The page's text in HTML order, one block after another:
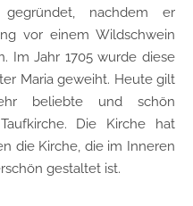
nachdem er
vor einem Wildschwein
Im Jahr 1705 wurde diese
Maria geweiht. Heute gilt
beliebte und schön
Die Kirche hat
die Kirche, die im Inneren
gestaltet ist.